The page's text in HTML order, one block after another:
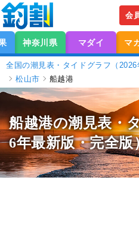
会
神奈川県 マダイ マ
全国の潮見表・タイドグラフ（2026
松山市
船越港
船越港の潮見表・
6年最新版・完全版